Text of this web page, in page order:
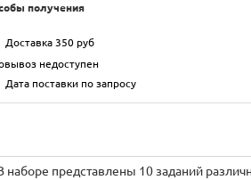
получения
Доставка 350 руб
недоступен
Дата поставки по запросу
наборе представлены 10 заданий